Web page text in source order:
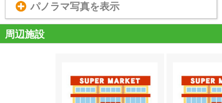
パノラマ写真を表示
周辺施設